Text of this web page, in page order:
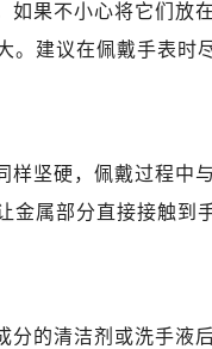
如果不小心将它们放
。建议在佩戴手表时
样坚硬，佩戴过程中
金属部分直接接触到
分的清洁剂或洗手液